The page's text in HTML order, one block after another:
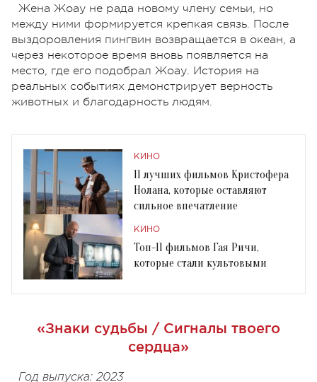
Жена Жоау не рада новому члену семьи, но
между ними формируется крепкая связь. После
выздоровления пингвин возвращается в океан, а
через некоторое время вновь появляется на
место, где его подобрал Жоау. История на
реальных событиях демонстрирует верность
животных и благодарность людям.
КИНО
11 лучших фильмов Кристофера
Нолана, которые оставляют
сильное впечатление
КИНО
Топ-11 фильмов Гая Ричи,
которые стали культовыми
«Знаки судьбы / Сигналы твоего
сердца»
Год выпуска: 2023